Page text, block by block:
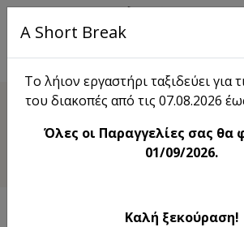
Shop
Strawberry Soy Wax
A Short Break
Το λήιον εργαστήρι ταξιδεύει για
του διακοπές από τις 07.08.2026
Όλες οι Παραγγελίες σας θα
01/09/2026.
Καλή ξεκούραση!